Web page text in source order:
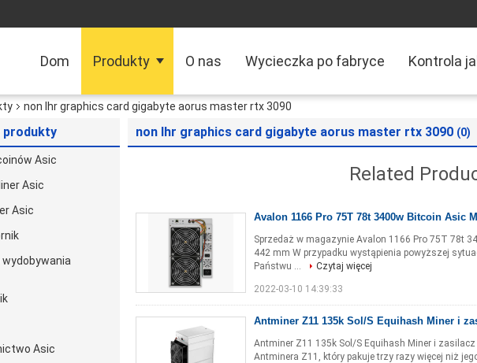
Dom Produkty O nas Wycieczka po fabryce Kontrola
non lhr graphics card gigabyte aorus master rtx 3090
produkty
Asic
Asic
Asic
Asic
non lhr graphics card gigabyte aorus master rtx 3090 (0)
Related
Avalon 1166 Pro 75T 78t 3400w Bitcoin Asic
Sprzedaż w magazynie Avalon 1166 Pro 75T 78t
442 mm W przypadku wystąpienia powyższej
Państwu ...
Czytaj więcej
2022-03-10 14:39:33
Antminer Z11 135k Sol/S Equihash Miner i
Antminer Z11 135k Sol/S Equihash Miner i
Antminera Z11, który pakuje trzy razy więcej niż